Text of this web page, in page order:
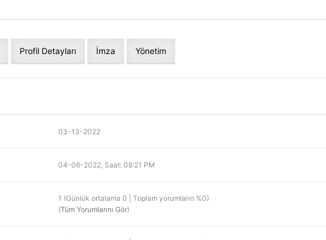
Profil Detayları İmza Yönetim
03-13-2022
04-06-2022, Saat: 08:21 PM
1 (Günlük ortalama 0 | Toplam yorumların %0)
(Tüm Yorumlarını Gör)